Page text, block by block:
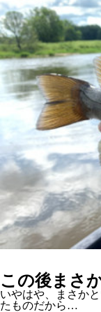
この後まさ
いやはや、まさか
たものだから…